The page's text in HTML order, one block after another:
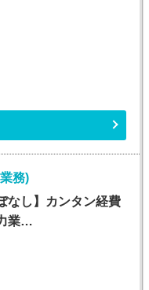
務)
なし】カンタン経費
業…